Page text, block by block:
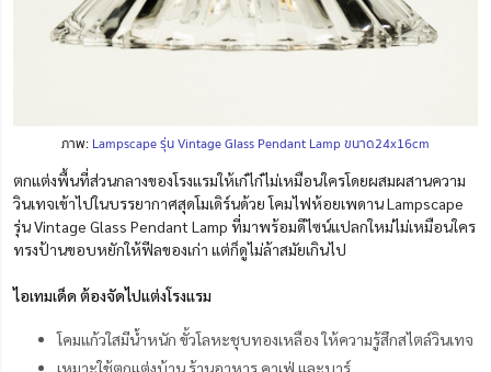
ภาพ: Lampscape รุ่น Vintage Glass Pendant Lamp ขนาด24x16cm
ตกแต่งพื้นที่ส่วนกลางของโรงแรมให้เก๋ไก๋ไม่เหมือนใครโดยผสมผสานความ
วินเทจเข้าไปในบรรยากาศสุดโมเดิร์นด้วย โคมไฟห้อยเพดาน Lampscape
รุ่น Vintage Glass Pendant Lamp ที่มาพร้อมดีไซน์แปลกใหม่ไม่เหมือนใคร
ทรงป้านขอบหยักให้ฟีลของเก่า แต่ก็ดูไม่ล้าสมัยเกินไป
ไอเทมเด็ด ต้องจัดไปแต่งโรงแรม
โคมแก้วใสมีน้ำหนัก ขั้วโลหะชุบทองเหลือง ให้ความรู้สึกสไตล์วินเทจ
เหมาะใช้ตกแต่งบ้าน ร้านอาหาร คาเฟ่ และบาร์